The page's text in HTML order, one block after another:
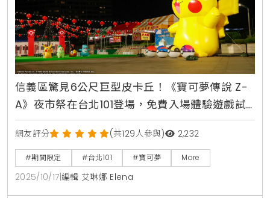
信義區驚見6公尺巨型皮卡丘！《寶可夢傳說 Z-
A》夜市祭在台北101登場，免費入場體驗遊戲試
玩、挑戰套圈圈九宮格
網友評分 (共129人參與) 2,232
#期間限定 #台北101 #寶可夢 More
2025/10/17 編輯 艾琳娜 Elena